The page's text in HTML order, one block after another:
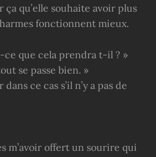
ça qu’elle souhaite avoir plus
fonctionnent mieux.
ce que cela prendra t-il ? »
se passe bien. »
ce cas s’il n’y a pas de
m’avoir offert un sourire qui